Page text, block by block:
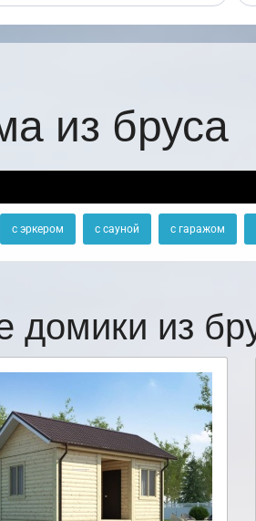
из бруса
с эркером с сауной с гаражом
домики из